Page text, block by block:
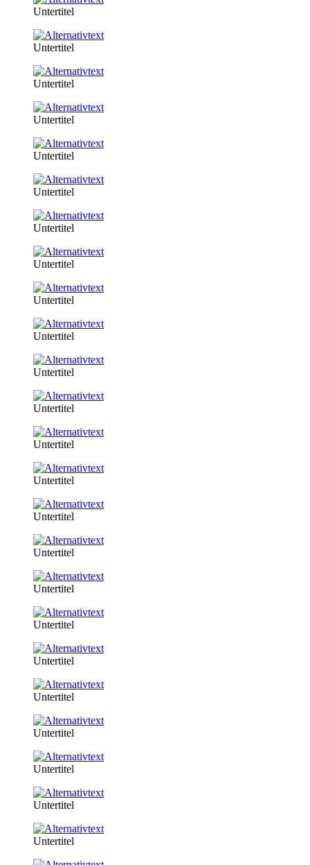
Untertitel
Untertitel
Untertitel
Untertitel
Untertitel
Untertitel
Untertitel
Untertitel
Untertitel
Untertitel
Untertitel
Untertitel
Untertitel
Untertitel
Untertitel
Untertitel
Untertitel
Untertitel
Untertitel
Untertitel
Untertitel
Untertitel
Untertitel
Untertitel